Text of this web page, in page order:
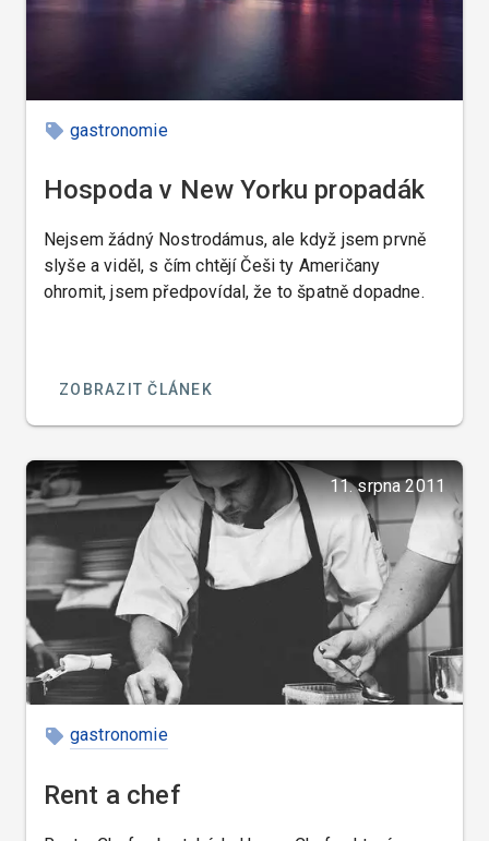
gastronomie
Hospoda v New Yorku propadák
Nejsem žádný Nostrodámus, ale když jsem prvně
slyše a viděl, s čím chtějí Češi ty Američany
ohromit, jsem předpovídal, že to špatně dopadne.
ZOBRAZIT ČLÁNEK
11. srpna 2011
gastronomie
Rent a chef